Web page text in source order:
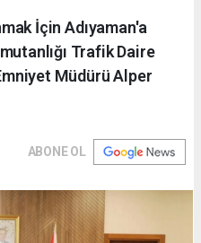
İçin Adıyaman'a
Trafik Daire
Müdürü Alper
ABONE OL